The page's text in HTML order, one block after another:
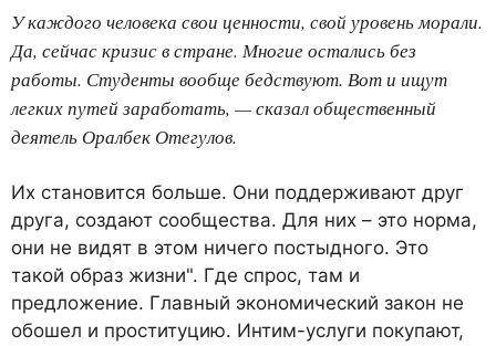
У каждого человека свои ценности, свой уровень морали.
Да, сейчас кризис в стране. Многие остались без
работы. Студенты вообще бедствуют. Вот и ищут
легких путей заработать, — сказал общественный
деятель Оралбек Отегулов.
Их становится больше. Они поддерживают друг
друга, создают сообщества. Для них – это норма,
они не видят в этом ничего постыдного. Это
такой образ жизни". Где спрос, там и
предложение. Главный экономический закон не
обошел и проституцию. Интим-услуги покупают,